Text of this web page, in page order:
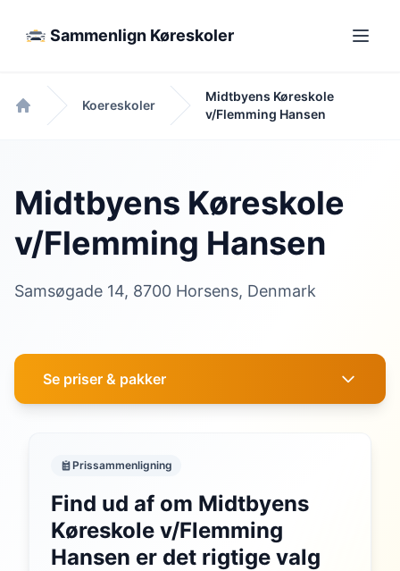
Sammenlign Køreskoler
Forside
Koereskoler
Midtbyens Køreskole
v/Flemming Hansen
Midtbyens Køreskole
v/Flemming Hansen
Samsøgade 14, 8700 Horsens, Denmark
Se priser & pakker
Prissammenligning
Find ud af om Midtbyens
Køreskole v/Flemming
Hansen er det rigtige valg